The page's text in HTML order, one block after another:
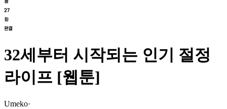
32세부터 시작되는 인기 절정
라이프 [웹툰]
Umeko·